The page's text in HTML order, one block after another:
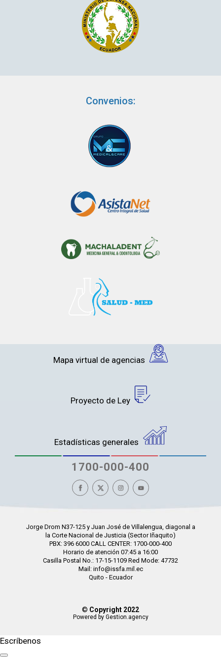
Convenios:
Mapa virtual de agencias
Proyecto de Ley
Estadísticas generales
1700-000-400
© Copyright 2022
Powered by Gestion.agency
Jorge Drom N37-125 y Juan José de Villalengua, diagonal a
la Corte Nacional de Justicia (Sector Iñaquito)
PBX: 396 6000 CALL CENTER: 1700-000-400
Horario de atención 07:45 a 16:00
Casilla Postal No.: 17-15-1109 Red Mode: 47732
Mail: info@issfa.mil.ec
Quito - Ecuador
Escríbenos